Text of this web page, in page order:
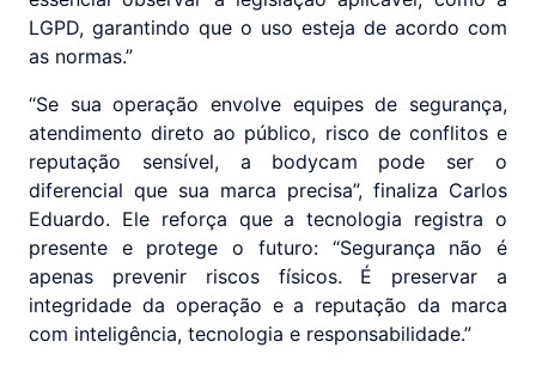
LGPD, garantindo que o uso esteja de acordo com
as normas.”
“Se sua operação envolve equipes de segurança,
atendimento direto ao público, risco de conflitos e
reputação sensível, a bodycam pode ser o
diferencial que sua marca precisa”, finaliza Carlos
Eduardo. Ele reforça que a tecnologia registra o
presente e protege o futuro: “Segurança não é
apenas prevenir riscos físicos. É preservar a
integridade da operação e a reputação da marca
com inteligência, tecnologia e responsabilidade.”